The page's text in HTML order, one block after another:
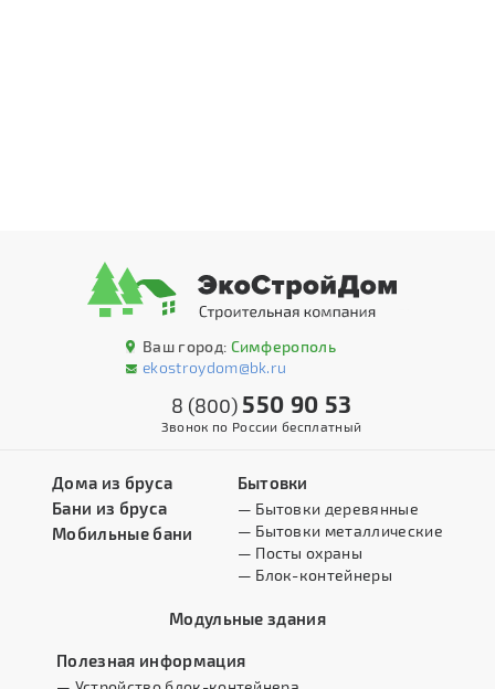
Ваш город: Симферополь
ekostroydom@bk.ru
8 (800) 550 90 53
Звонок по России бесплатный
Дома из бруса
Бани из бруса
Мобильные бани
Бытовки
— Бытовки деревянные
— Бытовки металлические
— Посты охраны
— Блок-контейнеры
Модульные здания
Полезная информация